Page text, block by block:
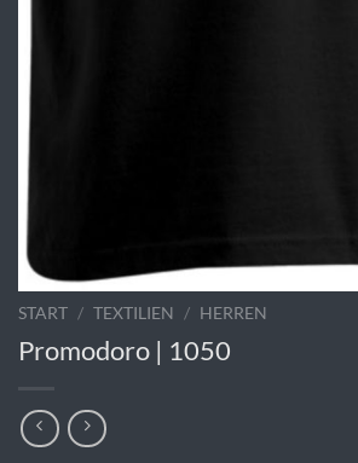
START / TEXTILIEN / HERREN
Promodoro | 1050